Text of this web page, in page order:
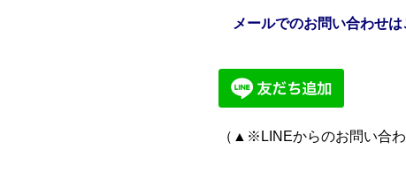
メールでのお問い合わせ
（▲※LINEからのお問い合わ